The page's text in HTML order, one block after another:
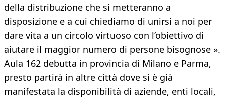
della distribuzione che si metteranno a
disposizione e a cui chiediamo di unirsi a noi per
dare vita a un circolo virtuoso con l’obiettivo di
aiutare il maggior numero di persone bisognose ».
Aula 162 debutta in provincia di Milano e Parma,
presto partirà in altre città dove si è già
manifestata la disponibilità di aziende, enti locali,